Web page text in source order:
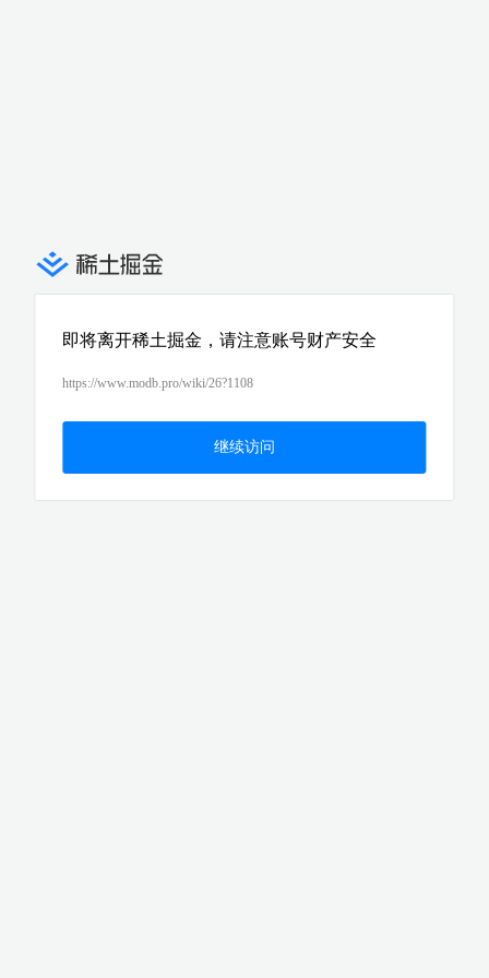
即将离开稀土掘金，请注意账号财产安全
https://www.modb.pro/wiki/26?1108
继续访问